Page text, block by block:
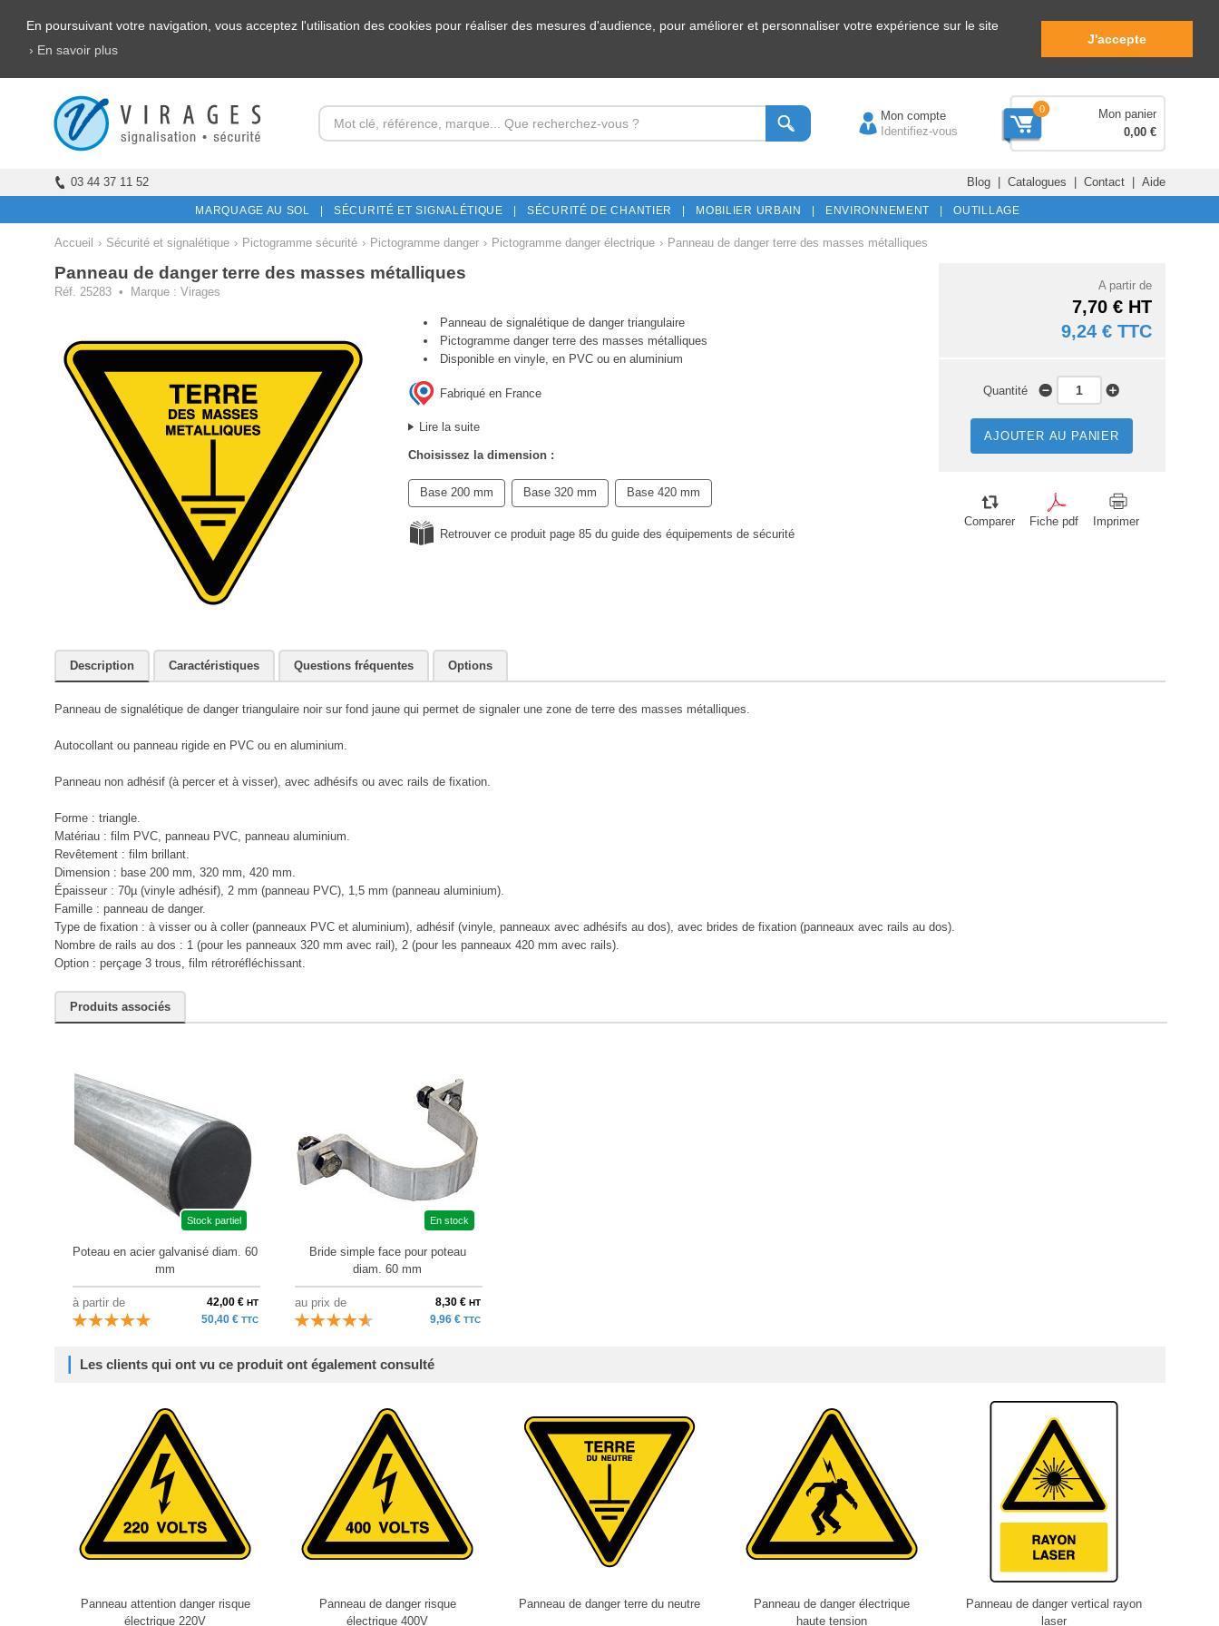
En poursuivant votre navigation, vous acceptez l'utilisation des cookies pour réaliser des mesures d'audience, pour améliorer et personnaliser votre expérience sur le site
› En savoir plus
J'accepte
Mon compte
Identifiez-vous
0
Mon panier
0,00 €
03 44 37 11 52 Blog| Catalogues | Contact| Aide
MARQUAGE AU SOL | SÉCURITÉ ET SIGNALÉTIQUE | SÉCURITÉ DE CHANTIER | MOBILIER URBAIN | ENVIRONNEMENT | OUTILLAGE
Accueil › Sécurité et signalétique › Pictogramme sécurité › Pictogramme danger › Pictogramme danger électrique › Panneau de danger terre des masses métalliques
Panneau de danger terre des masses métalliques
Réf. 25283 • Marque : Virages
Panneau de signalétique de danger triangulaire
Pictogramme danger terre des masses métalliques
Disponible en vinyle, en PVC ou en aluminium
Fabriqué en France
Lire la suite
Choisissez la dimension :
Base 200 mm Base 320 mm Base 420 mm
Retrouver ce produit page 85 du guide des équipements de sécurité
A partir de
7,70 € HT
9,24 € TTC
Quantité
AJOUTER AU PANIER
Comparer Fiche pdf Imprimer
Description Caractéristiques Questions fréquentes Options
Panneau de signalétique de danger triangulaire noir sur fond jaune qui permet de signaler une zone de terre des masses métalliques.
Autocollant ou panneau rigide en PVC ou en aluminium.
Panneau non adhésif (à percer et à visser), avec adhésifs ou avec rails de fixation.
Forme : triangle.
Matériau : film PVC, panneau PVC, panneau aluminium.
Revêtement : film brillant.
Dimension : base 200 mm, 320 mm, 420 mm.
Épaisseur : 70µ (vinyle adhésif), 2 mm (panneau PVC), 1,5 mm (panneau aluminium).
Famille : panneau de danger.
Type de fixation : à visser ou à coller (panneaux PVC et aluminium), adhésif (vinyle, panneaux avec adhésifs au dos), avec brides de fixation (panneaux avec rails au dos).
Nombre de rails au dos : 1 (pour les panneaux 320 mm avec rail), 2 (pour les panneaux 420 mm avec rails).
Option : perçage 3 trous, film rétroréfléchissant.
Produits associés
Stock partiel
Poteau en acier galvanisé diam. 60
mm
à partir de 42,00 € HT
50,40 € TTC
En stock
Bride simple face pour poteau
diam. 60 mm
au prix de 8,30 € HT
9,96 € TTC
Les clients qui ont vu ce produit ont également consulté
Panneau attention danger risque
électrique 220V
Panneau de danger risque
électrique 400V
Panneau de danger terre du neutre
Panneau de danger électrique
haute tension
Panneau de danger vertical rayon
laser